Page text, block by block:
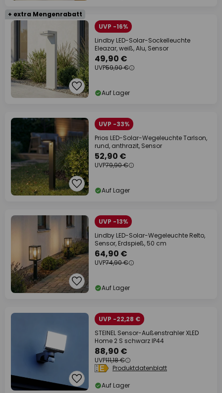
+ extra Mengenrabatt
UVP -16%
Lindby LED-Solar-Sockelleuchte
Eleazar, weiß, Alu, Sensor
49,90 €
UVP59,90 €
Auf Lager
UVP -33%
Prios LED-Solar-Wegeleuchte Tarlson,
rund, anthrazit, Sensor
52,90 €
UVP79,90 €
Auf Lager
UVP -13%
Lindby LED-Solar-Wegeleuchte Relto,
Sensor, Erdspieß, 50 cm
64,90 €
UVP74,90 €
Auf Lager
UVP -22,28 €
STEINEL Sensor-Außenstrahler XLED
Home 2 S schwarz IP44
88,90 €
UVP111,18 €
Produktdatenblatt
Auf Lager